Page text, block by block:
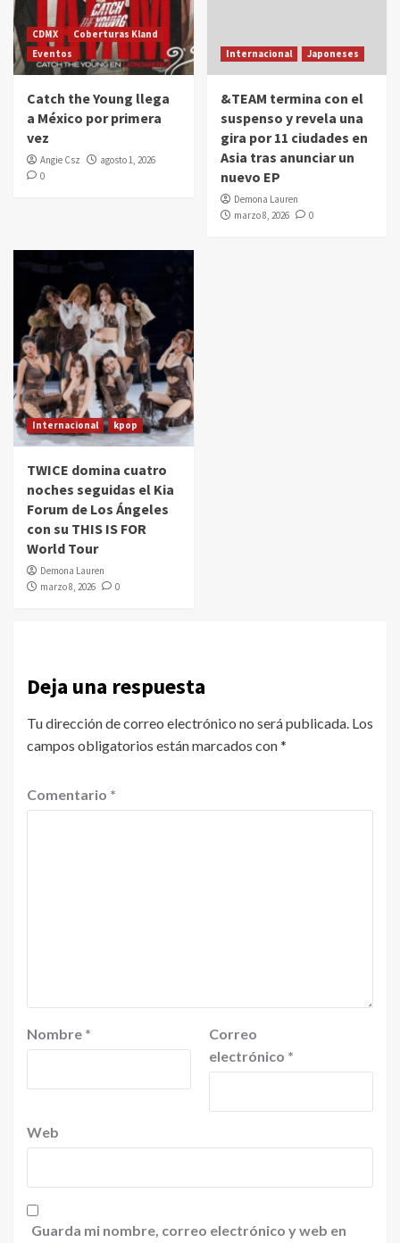
CDMX
Coberturas Kland
Eventos
Catch the Young llega
a México por primera
vez
Angie Csz
agosto 1, 2026
0
Internacional Japoneses
&TEAM termina con el
suspenso y revela una
gira por 11 ciudades en
Asia tras anunciar un
nuevo EP
Demona Lauren
marzo 8, 2026
0
Internacional kpop
TWICE domina cuatro
noches seguidas el Kia
Forum de Los Ángeles
con su THIS IS FOR
World Tour
Demona Lauren
marzo 8, 2026
0
Deja una respuesta
Tu dirección de correo electrónico no será publicada. Los
campos obligatorios están marcados con*
Comentario *
Nombre *
Correo
electrónico *
Web
Guarda mi nombre, correo electrónico y web en